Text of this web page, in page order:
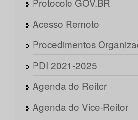
Protocolo GOV.BR
Acesso Remoto
Procedimentos
PDI 2021-2025
Agenda do Reitor
Agenda do Vice-Reitor